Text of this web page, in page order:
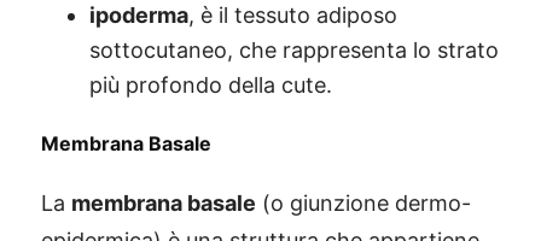
ipoderma, è il tessuto adiposo
sottocutaneo, che rappresenta lo strato
più profondo della cute.
Membrana Basale
La membrana basale (o giunzione dermo-